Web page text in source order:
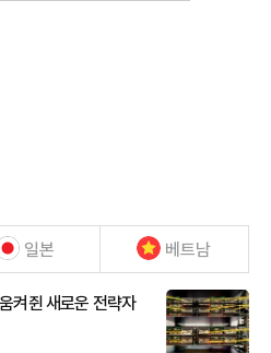
일본 베트남
켜쥔 새로운 전략자